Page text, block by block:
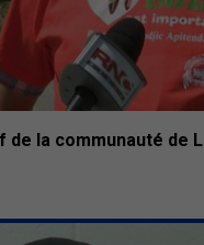
de la communauté de